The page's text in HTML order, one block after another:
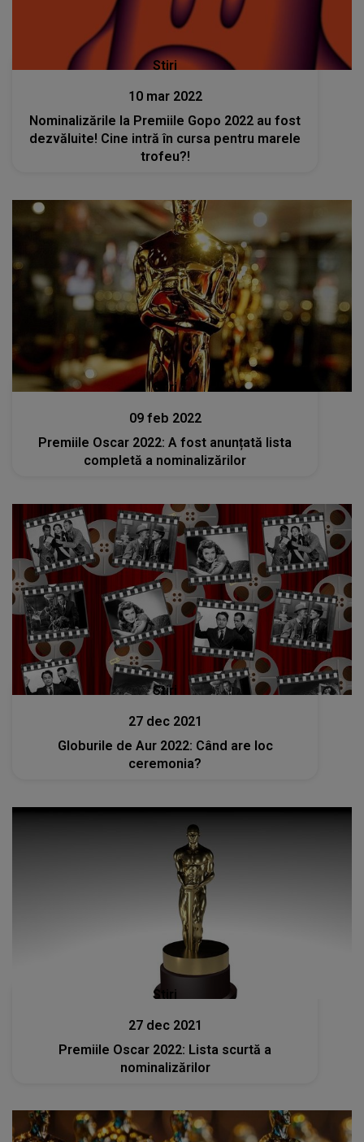
Stiri
10 mar 2022
Nominalizările la Premiile Gopo 2022 au fost
dezvăluite! Cine intră în cursa pentru marele
trofeu?!
Stiri
09 feb 2022
Premiile Oscar 2022: A fost anunțată lista
completă a nominalizărilor
Stiri
27 dec 2021
Globurile de Aur 2022: Când are loc
ceremonia?
Stiri
27 dec 2021
Premiile Oscar 2022: Lista scurtă a
nominalizărilor